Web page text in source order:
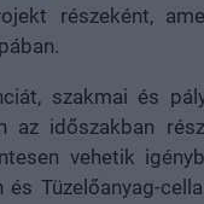
részeként,
szakmai és
az időszakban
vehetik
Tüzelőanyag-